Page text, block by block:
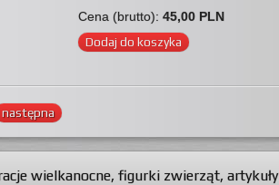
Cena (brutto): 45,00 PLN
Dodaj do koszyka
następna
wielkanocne, figurki zwierząt, artykuły